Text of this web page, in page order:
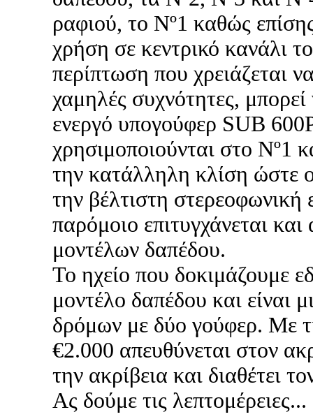
ραφιού, το Nº1 καθώς
χρήση σε κεντρικό κανάλι
περίπτωση που χρειάζεται
χαμηλές συχνότητες,
ενεργό υπογούφερ SUB
χρησιμοποιούνται στο Nº1
την κατάλληλη κλίση ώστε
την βέλτιστη στερεοφωνική
παρόμοιο επιτυγχάνεται
μοντέλων δαπέδου.
Το ηχείο που δοκιμάζουμε
μοντέλο δαπέδου και είναι
δρόμων με δύο γούφερ. Με
€2.000 απευθύνεται στον
την ακρίβεια και διαθέτει
Ας δούμε τις λεπτομέρειες...